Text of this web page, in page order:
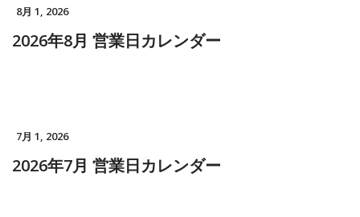
8月 1, 2026
2026年8月 営業日カレンダー
7月 1, 2026
2026年7月 営業日カレンダー